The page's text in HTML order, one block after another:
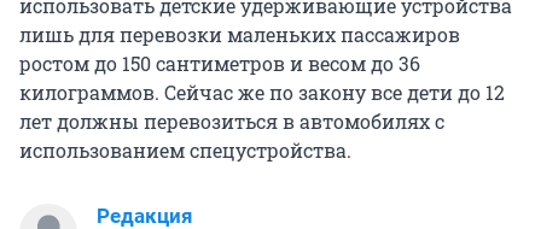
лишь для перевозки маленьких пассажиров
ростом до 150 сантиметров и весом до 36
килограммов. Сейчас же по закону все дети до 12
лет должны перевозиться в автомобилях с
использованием спецустройства.
Редакция